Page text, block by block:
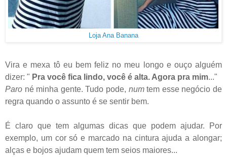
Loja Ana Banana
Vira e mexa tô eu bem feliz no meu longo e ouço alguém
dizer: " Pra você fica lindo, você é alta. Agora pra mim..."
Paro né minha gente. Tudo pode, numtem esse negócio de
regra quando o assunto é se sentir bem.
É claro que tem algumas dicas que podem ajudar. Por
exemplo, um cor só e marcado na cintura ajuda a alongar;
alças e bojos ajudam quem tem seios maiores...